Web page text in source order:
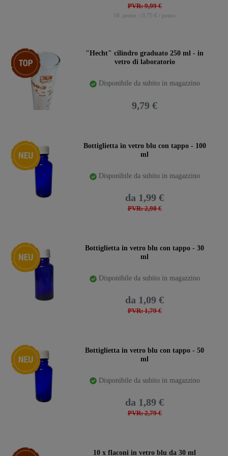
PVR: 9,99 €
10 pezzo | 0,75 € / pezzo
Ceres::Template.storeSpecialTop"Hecht" cilindro graduato 250 ml - in
vetro di laboratorio
Disponibile da subito in magazzino
9,79 €
Ceres::Template.storeSpecialNewBottiglietta in vetro blu con tappo - 100
ml
Disponibile da subito in magazzino
PVR: 2,98 €
da 1,99 €
Ceres::Template.storeSpecialNewBottiglietta in vetro blu con tappo - 30
ml
Disponibile da subito in magazzino
PVR: 1,79 €
da 1,09 €
Ceres::Template.storeSpecialNewBottiglietta in vetro blu con tappo - 50
ml
Disponibile da subito in magazzino
PVR: 2,79 €
da 1,89 €
confezione
10 x flaconi in vetro blu da 30 ml